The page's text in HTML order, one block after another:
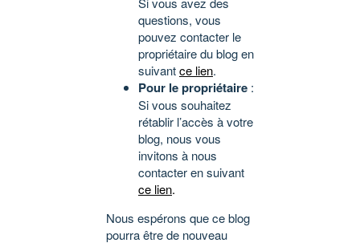
questions, vous
pouvez contacter le
propriétaire du blog en
suivantce lien.
Pour le propriétaire :
Si vous souhaitez
rétablir l’accès à votre
blog, nous vous
invitons à nous
contacter en suivant
ce lien.
Nous espérons que ce blog
pourra être de nouveau